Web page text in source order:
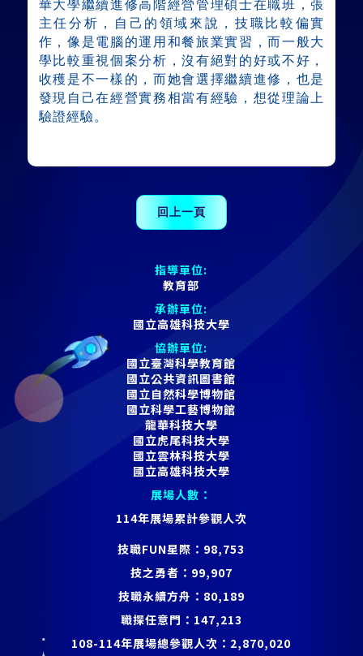
華大學繼續進修高階經營管理碩士在職班，張
主任分析，自己的領域來說，技職比較偏實
作，像是電腦的運用和餐旅業實習，而一般大
學比較重視個案分析，沒有絕對的好或不好，
收穫是不一樣的，而她會選擇繼續進修，也是
發現自己在經營實務相當有經驗，想從理論上
驗證經驗。
指導單位:
教育部
承辦單位:
國立高雄科技大學
協辦單位:
國立臺灣科學教育館
國立公共資訊圖書館
國立自然科學博物館
國立科學工藝博物館
龍華科技大學
國立虎尾科技大學
國立雲林科技大學
國立高雄科技大學
展場人數：
114年展場累計參觀人次
技職FUN星際： 98,753
技之勇者： 99,907
技職永續方舟： 80,189
職探任意門： 147,213
108-114年展場總參觀人次： 2,870,020